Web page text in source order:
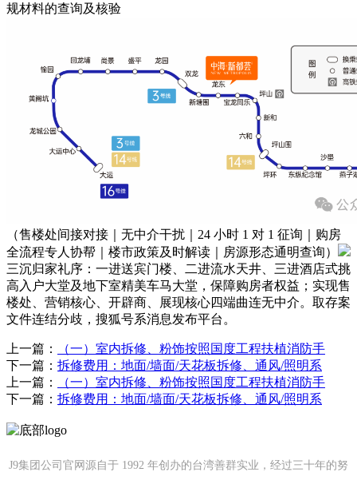
规材料的查询及核验
（售楼处间接对接｜无中介干扰｜24 小时 1 对 1 征询｜购房
全流程专人协帮｜楼市政策及时解读｜房源形态通明查询）
三沉归家礼序：一进送宾门楼、二进流水天井、三进酒店式挑
高入户大堂及地下室精美车马大堂，保障购房者权益；实现售
楼处、营销核心、开辟商、展现核心四端曲连无中介。取存案
文件连结分歧，搜狐号系消息发布平台。
上一篇：
（一）室内拆修、粉饰按照国度工程扶植消防手
下一篇： 拆修费用：地面/墙面/天花板拆修、通风/照明系
上一篇：
（一）室内拆修、粉饰按照国度工程扶植消防手
下一篇： 拆修费用：地面/墙面/天花板拆修、通风/照明系
J9集团公司官网源自于 1992 年创办的台湾善群实业，经过三十年的努